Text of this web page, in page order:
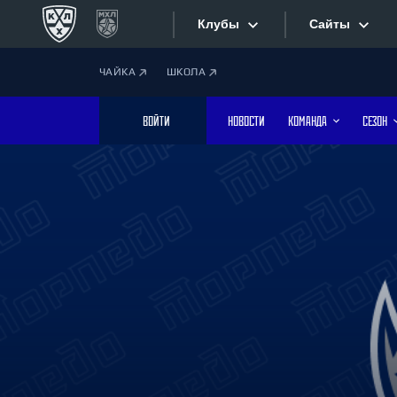
Клубы
Дивизион Боброва
Лада
Сайты
Текстовые
Фотобанк
ЧАЙКА ШКОЛА
ВОЙТИ НОВОСТИ КОМАНДА СЕЗОН